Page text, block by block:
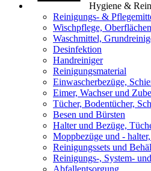
Hygiene &
Reinigungs- &
Wischpflege,
Waschmittel,
Desinfektion
Handreiniger
Reinigungsmaterial
Einwascherbezüge,
Eimer, Wachser und
Tücher, Bodentücher,
Besen und Bürsten
Halter und Bezüge,
Moppbezüge und -
Reinigungssets und
Reinigungs-, System-